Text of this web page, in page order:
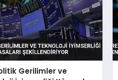
Gerilimler ve